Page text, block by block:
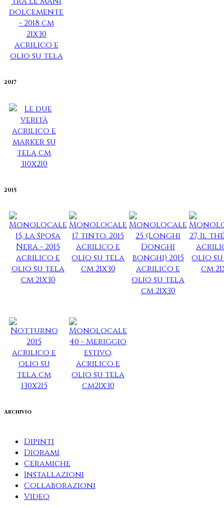
2017
2015
Archivio
Dipinti
Diorami
Ceramiche
Installazioni
Collaborazioni
Video